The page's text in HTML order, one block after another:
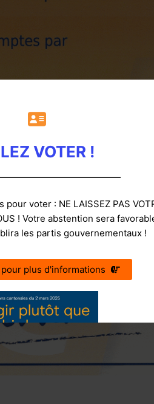
VOTER !
voter : NE LAISSEZ PAS
! Votre abstention sera
les partis gouvernementaux !
plus d'informations